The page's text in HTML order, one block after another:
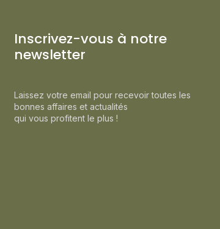
Inscrivez-vous à notre
newsletter
Laissez votre email pour recevoir toutes les
bonnes affaires et actualités
qui vous profitent le plus !